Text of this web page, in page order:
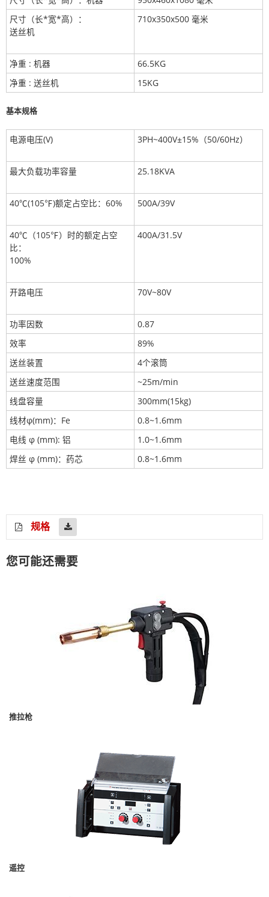
尺寸（长*宽*高）：
送丝机
710x350x500 毫米
净重 : 机器
66.5KG
净重 : 送丝机
15KG
基本规格
电源电压(V) 3PH~400V±15%（50/60Hz）
最大负载功率容量 25.18KVA
40℃(105℉)额定占空比：60% 500A/39V
40℃（105℉）时的额定占空
比：
100%
400A/31.5V
开路电压 70V~80V
功率因数
0.87
效率
89%
送丝装置
4个滚筒
送丝速度范围
~25m/min
线盘容量
300mm(15kg)
线材φ(mm)：Fe
0.8~1.6mm
电线 φ (mm): 铝
1.0~1.6mm
焊丝 φ (mm)：药芯
0.8~1.6mm
规格
您可能还需要
推拉枪
遥控